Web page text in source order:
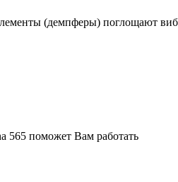
(демпферы) поглощают
565 поможет Вам работать